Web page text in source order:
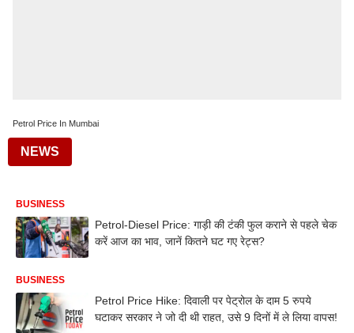
Petrol Price In Mumbai
NEWS
BUSINESS
Petrol-Diesel Price: गाड़ी की टंकी फुल कराने से पहले चेक
करें आज का भाव, जानें कितने घट गए रेट्स?
BUSINESS
Petrol Price Hike: दिवाली पर पेट्रोल के दाम 5 रुपये
घटाकर सरकार ने जो दी थी राहत, उसे 9 दिनों में ले लिया वापस!